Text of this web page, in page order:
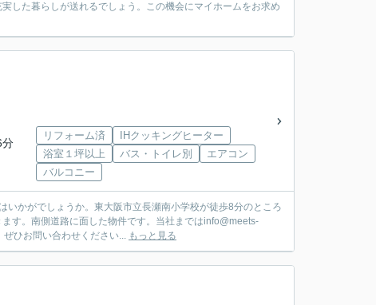
した暮らしが送れるでしょう。この機会にマイホームをお求め
分
リフォーム済
IHクッキングヒーター
浴室１坪以上
バス・トイレ別
エアコン
バルコニー
かがでしょうか。東大阪市立長瀬南小学校が徒歩8分のところ
す。南側道路に面した物件です。当社まではinfo@meets-
ひお問い合わせください... もっと見る